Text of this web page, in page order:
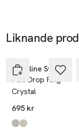
Liknande
Caroline Svedbom
Mini Drop Ring
Crystal
695 kr
Produkten finns i
Silver
Gold